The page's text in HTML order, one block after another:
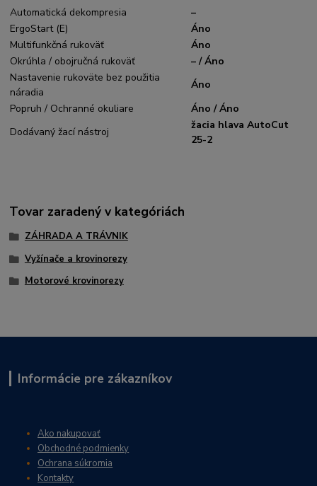
Automatická dekompresia
–
ErgoStart (E)
Áno
Multifunkčná rukoväť
Áno
Okrúhla / obojručná rukoväť
– / Áno
Nastavenie rukoväte bez použitia
náradia
Áno
Popruh / Ochranné okuliare
Áno / Áno
Dodávaný žací nástroj
žacia hlava AutoCut
25-2
Tovar zaradený v kategóriách
ZÁHRADA A TRÁVNIK
Vyžínače a krovinorezy
Motorové krovinorezy
Informácie pre zákazníkov
Ako nakupovať
Obchodné podmienky
Ochrana súkromia
Kontakty